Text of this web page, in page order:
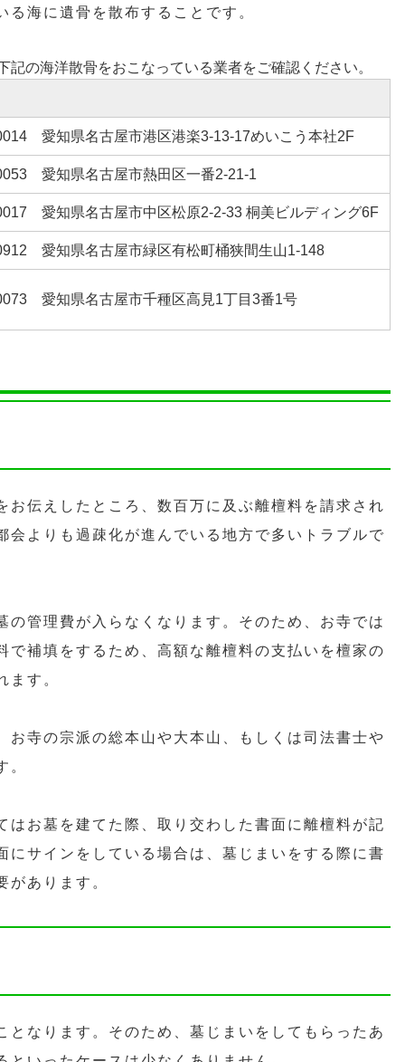
海に遺骨を散布することです。
の海洋散骨をおこなっている業者をご確認ください。
愛知県名古屋市港区港楽3-13-17めいこう本社2F
愛知県名古屋市熱田区一番2-21-1
愛知県名古屋市中区松原2-2-33 桐美ビルディング6F
愛知県名古屋市緑区有松町桶狭間生山1-148
愛知県名古屋市千種区高見1丁目3番1号
お伝えしたところ、数百万に及ぶ離檀料を請求され
会よりも過疎化が進んでいる地方で多いトラブルで
の管理費が入らなくなります。そのため、お寺では
で補填をするため、高額な離檀料の支払いを檀家の
ます。
お寺の宗派の総本山や大本山、もしくは司法書士や
。
はお墓を建てた際、取り交わした書面に離檀料が記
にサインをしている場合は、墓じまいをする際に書
があります。
となります。そのため、墓じまいをしてもらったあ